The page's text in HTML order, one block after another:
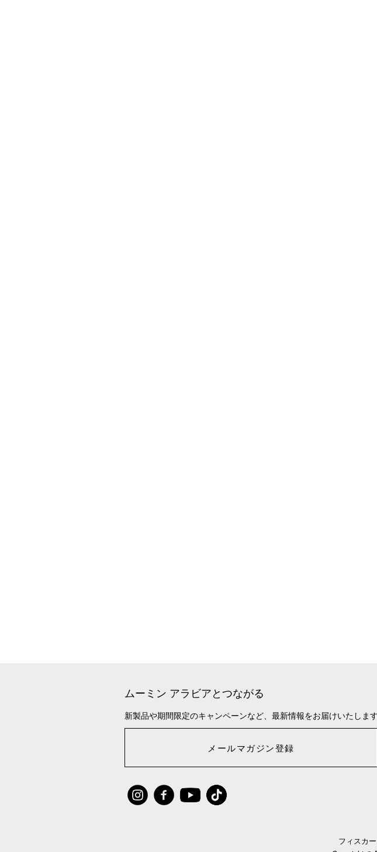
ムーミン アラビアとつながる
新製品や期間限定のキャンペーンなど、最新情報をお届けいたします
メールマガジン登録
フィスカ